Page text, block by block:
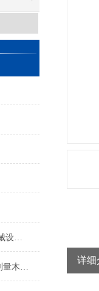
UT311便携式测振仪用于机械设备的振动位移、速度和加速度参数的测量
DR200B超声波涂层测厚仪测量木材、塑料、玻璃表面涂层厚度
详细